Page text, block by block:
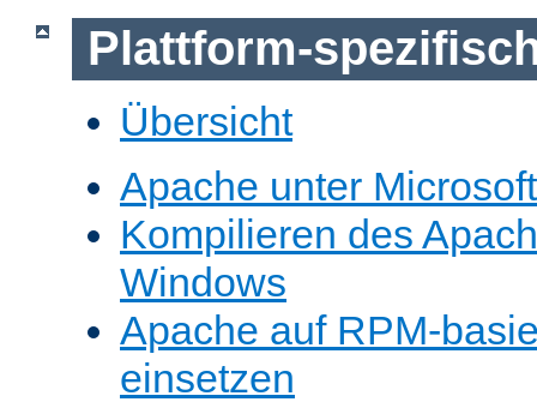
Plattform-
Übersicht
Apache unter
Kompilieren des
Windows
Apache auf RPM-
einsetzen